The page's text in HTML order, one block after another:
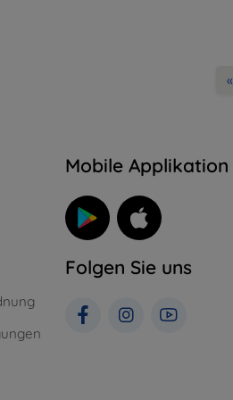
«
Mobile Applikation
Folgen Sie uns